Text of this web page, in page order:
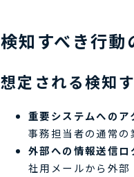
検知すべき行動
想定される検知
重要システムへのア
事務担当者の通常の
外部への情報送信ロ
社用メールから外